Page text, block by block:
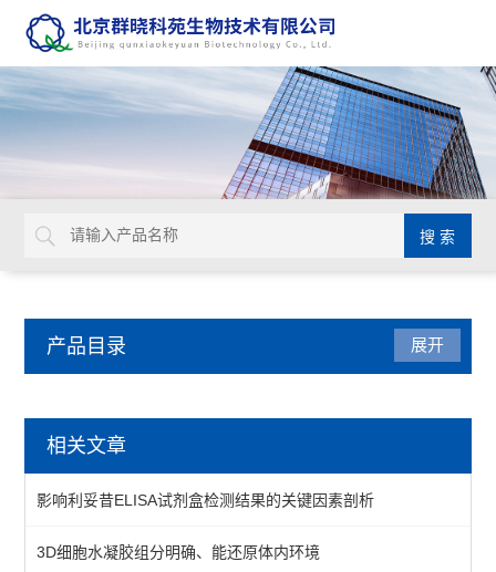
产品目录
primerdesign生物威胁检测试剂盒
primerdesign其他病原体检测试剂盒
植物病原体/病原菌检测试剂
展开
相关文章
影响利妥昔ELISA试剂盒检测结果的关键因素剖析
3D细胞水凝胶组分明确、能还原体内环境